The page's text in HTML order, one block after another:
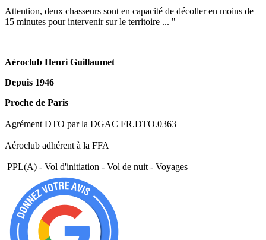
Attention, deux chasseurs sont en capacité de décoller en moins de
15 minutes pour intervenir sur le territoire ... "
Aéroclub Henri Guillaumet
Depuis 1946
Proche de Paris
Agrément DTO par la DGAC FR.DTO.0363
Aéroclub adhérent à la FFA
PPL(A) - Vol d'initiation - Vol de nuit - Voyages